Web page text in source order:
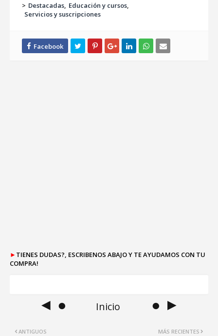
> Destacadas Educación y cursos
Servicios y suscripciones
► TIENES DUDAS?, ESCRIBENOS ABAJO Y TE AYUDAMOS CON TU
COMPRA!
◄ ● Inicio ● ►
MÁS RECIENTES
ANTIGUOS